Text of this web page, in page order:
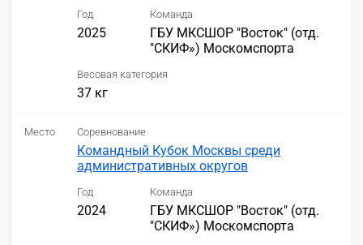
Год
2025
Команда
ГБУ МКСШОР "Восток" (отд.
"СКИФ») Москомспорта
Весовая категория
37 кг
Место Соревнование
Командный Кубок Москвы среди
административных округов
Год
2024
Команда
ГБУ МКСШОР "Восток" (отд.
"СКИФ») Москомспорта